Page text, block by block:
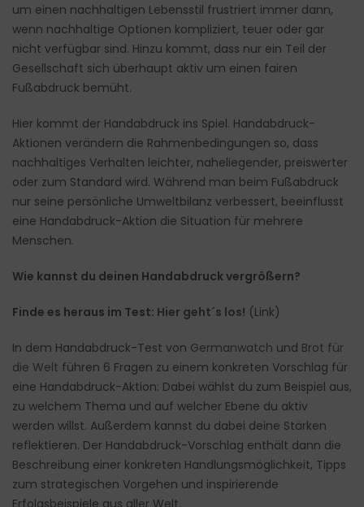
um einen nachhaltigen Lebensstil frustriert immer dann,
wenn nachhaltige Optionen kompliziert, teuer oder gar
nicht verfügbar sind. Hinzu kommt, dass nur ein Teil der
Gesellschaft sich überhaupt aktiv um einen fairen
Fußabdruck bemüht.
Hier kommt der Handabdruck ins Spiel. Handabdruck-
Aktionen verändern die Rahmenbedingungen so, dass
nachhaltiges Verhalten leichter, naheliegender, preiswerter
oder zum Standard wird. Während man beim Fußabdruck
nur seine persönliche Umweltbilanz verbessert, beeinflusst
eine Handabdruck-Aktion die Situation für mehrere
Menschen.
Wie kannst du deinen Handabdruck vergrößern?
Finde es heraus im Test: Hier geht´s los! (Link)
In dem Handabdruck-Test von Germanwatch und Brot für
die Welt führen 6 Fragen zu einem konkreten Vorschlag für
eine Handabdruck-Aktion: Dabei wählst du zum Beispiel aus,
zu welchem Thema und auf welcher Ebene du aktiv
werden willst. Außerdem kannst du dabei deine Stärken
reflektieren. Der Handabdruck-Vorschlag enthält dann die
Beschreibung einer konkreten Handlungsmöglichkeit, Tipps
zum strategischen Vorgehen und inspirierende